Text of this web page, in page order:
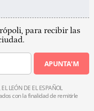
para recibir las
APUNTA'M
LEÓN DE EL ESPAÑOL
con la finalidad de remitirle